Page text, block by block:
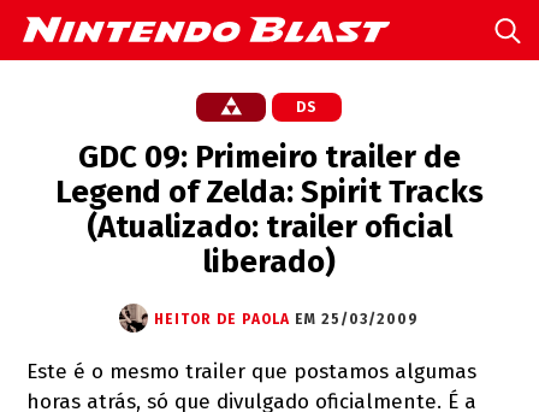
DS
GDC 09: Primeiro trailer de
Legend of Zelda: Spirit Tracks
(Atualizado: trailer oficial
liberado)
HEITOR DE PAOLA EM 25/03/2009
Este é o mesmo trailer que postamos algumas
horas atrás, só que divulgado oficialmente. É a